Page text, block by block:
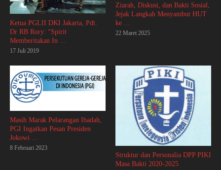
Ketua PGLII DKI Jakarta, Pdt.
Dr RB Rory: “Spirit
Memberitakan In ...
17 Juli 2019
Ziarah, Diskusi, dan Bakti Sosial,
Jejak Langkah Menyambut HUT
ke ...
22 Maret 2025
Masih Marak Pelarangan Ibadah,
PGI Ingatkan Pesan Presiden
Jokowi ...
8 Februari 2023
Struktur dan Personalia DPP PIKI
Masa Bakti 2020-2025